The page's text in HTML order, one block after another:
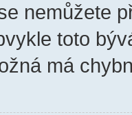
nemůžete
toto
má